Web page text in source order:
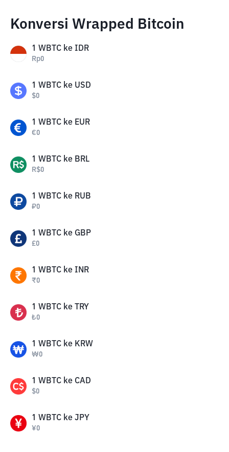
Konversi Wrapped Bitcoin
1 WBTC ke IDR
Rp0
1 WBTC ke USD
$0
1 WBTC ke EUR
€0
1 WBTC ke BRL
R$0
1 WBTC ke RUB
₽0
1 WBTC ke GBP
£0
1 WBTC ke INR
₹0
1 WBTC ke TRY
₺0
1 WBTC ke KRW
₩0
1 WBTC ke CAD
$0
1 WBTC ke JPY
¥0